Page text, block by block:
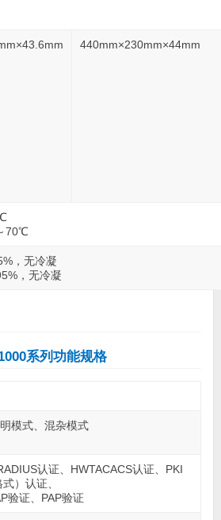
440mm×230mm×44mm
70℃
，无冷凝
，无冷凝
系列功能规格
模式、混杂模式
认证、HWTACACS认证、PKI
）认证、
验证、PAP验证